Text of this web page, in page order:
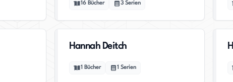
16 Bücher 3 Serien
Hannah Deitch
1 Bücher 1 Serien